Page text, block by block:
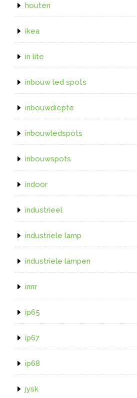
houten
ikea
in lite
inbouw led spots
inbouwdiepte
inbouwledspots
inbouwspots
indoor
industrieel
industriele lamp
industriele lampen
innr
ip65
ip67
ip68
jysk